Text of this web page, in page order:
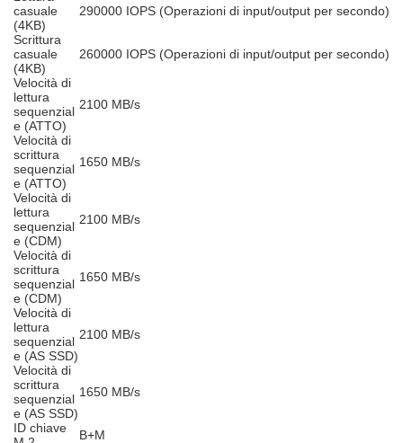
casuale
(4KB)
290000 IOPS (Operazioni di input/output per secondo)
Scrittura
casuale
(4KB)
260000 IOPS (Operazioni di input/output per secondo)
Velocità di
lettura
sequenzial
e (ATTO)
2100 MB/s
Velocità di
scrittura
sequenzial
e (ATTO)
1650 MB/s
Velocità di
lettura
sequenzial
e (CDM)
2100 MB/s
Velocità di
scrittura
sequenzial
e (CDM)
1650 MB/s
Velocità di
lettura
sequenzial
e (AS SSD)
2100 MB/s
Velocità di
scrittura
sequenzial
e (AS SSD)
1650 MB/s
ID chiave
B+M